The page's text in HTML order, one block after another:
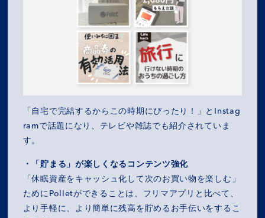
「自宅で完結するからこの時期にぴったり！」とInstag
ramで話題になり、テレビや雑誌でも紹介されていま
す。
・「貯まる」が楽しくなるコンテンツ強化
「休眠資産をキャッシュ化して次のお買い物を楽しむ」
ためにPolletができることは、フリマアプリと比べて、
より手軽に、より簡単に残高を貯めるお手伝いをするこ